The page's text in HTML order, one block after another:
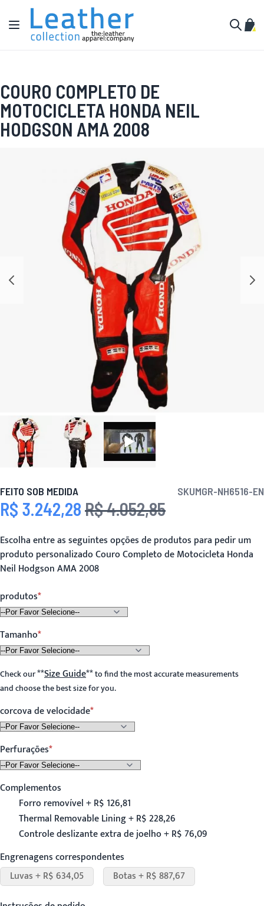
Pular para o conteúdo
Alternar Nav
COURO COMPLETO DE
MOTOCICLETA HONDA NEIL
HODGSON AMA 2008
FEITO SOB MEDIDA SKUMGR-NH6516-EN
Preço Especial
R$ 3.242,28 Preço
R$ 4.052,85
Escolha entre as seguintes opções de produtos para pedir um
produto personalizado Couro Completo de Motocicleta Honda
Neil Hodgson AMA 2008
produtos
Tamanho
Check our**Size Guide**to find the most accurate measurements
and choose the best size for you.
corcova de velocidade
Perfurações
Complementos
Forro removível + R$ 126,81
Thermal Removable Lining + R$ 228,26
Controle deslizante extra de joelho + R$ 76,09
Engrenagens correspondentes
Luvas + R$ 634,05
Botas + R$ 887,67